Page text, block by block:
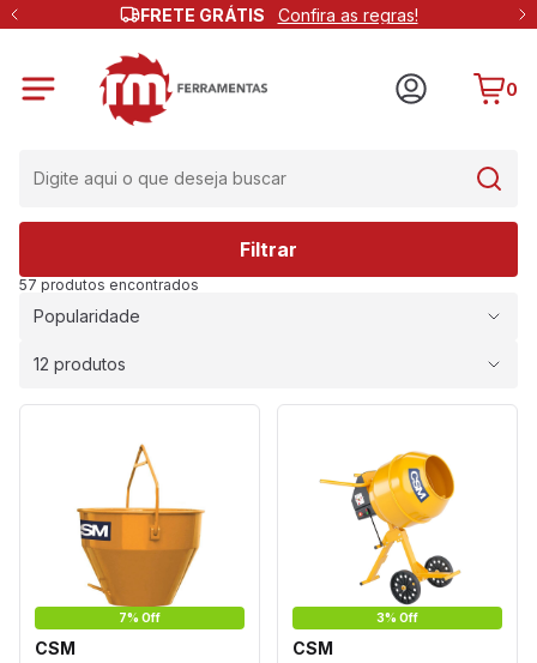
FRETE GRÁTIS Confira as regras!
0
Filtrar
57 produtos encontrados
Popularidade
12 produtos
7% Off
CSM
3% Off
CSM